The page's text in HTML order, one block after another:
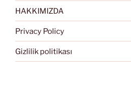
HAKKIMIZDA
Privacy Policy
Gizlilik politikası